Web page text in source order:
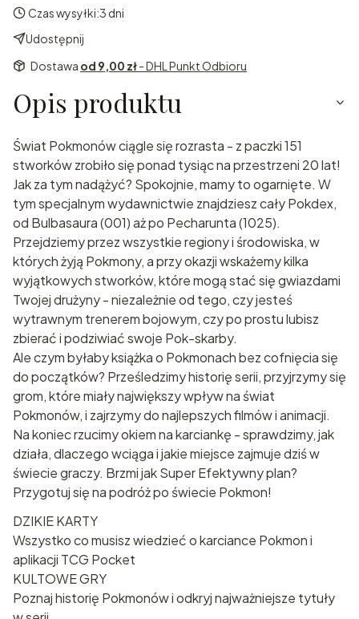
Czas wysyłki:3 dni
Udostępnij
Dostawa od 9,00 zł- DHL Punkt Odbioru
Opis produktu
Świat Pokmonów ciągle się rozrasta - z paczki 151
stworków zrobiło się ponad tysiąc na przestrzeni 20 lat!
Jak za tym nadążyć? Spokojnie, mamy to ogarnięte. W
tym specjalnym wydawnictwie znajdziesz cały Pokdex,
od Bulbasaura (001) aż po Pecharunta (1025).
Przejdziemy przez wszystkie regiony i środowiska, w
których żyją Pokmony, a przy okazji wskażemy kilka
wyjątkowych stworków, które mogą stać się gwiazdami
Twojej drużyny - niezależnie od tego, czy jesteś
wytrawnym trenerem bojowym, czy po prostu lubisz
zbierać i podziwiać swoje Pok-skarby.
Ale czym byłaby książka o Pokmonach bez cofnięcia się
do początków? Prześledzimy historię serii, przyjrzymy się
grom, które miały największy wpływ na świat
Pokmonów, i zajrzymy do najlepszych filmów i animacji.
Na koniec rzucimy okiem na karciankę - sprawdzimy, jak
działa, dlaczego wciąga i jakie miejsce zajmuje dziś w
świecie graczy. Brzmi jak Super Efektywny plan?
Przygotuj się na podróż po świecie Pokmon!
DZIKIE KARTY
Wszystko co musisz wiedzieć o karciance Pokmon i
aplikacji TCG Pocket
KULTOWE GRY
Poznaj historię Pokmonów i odkryj najważniejsze tytuły